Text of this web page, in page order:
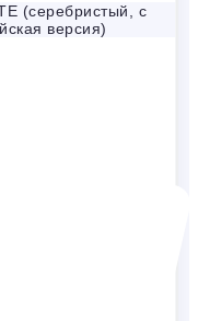
(серебристый, с
версия)